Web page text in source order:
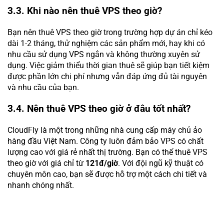
3.3. Khi nào nên thuê VPS theo giờ?
Bạn nên thuê VPS theo giờ trong trường hợp dự án chỉ kéo
dài 1-2 tháng, thử nghiệm các sản phẩm mới, hay khi có
nhu cầu sử dụng VPS ngắn và không thường xuyên sử
dụng. Việc giảm thiểu thời gian thuê sẽ giúp bạn tiết kiệm
được phần lớn chi phí nhưng vẫn đáp ứng đủ tài nguyên
và nhu cầu của bạn.
3.4. Nên thuê VPS theo giờ ở đâu tốt nhất?
CloudFly là một trong những nhà cung cấp máy chủ ảo
hàng đầu Việt Nam. Công ty luôn đảm bảo VPS có chất
lượng cao với giá rẻ nhất thị trường. Bạn có thể thuê VPS
theo giờ với giá chỉ từ 121đ/giờ. Với đội ngũ kỹ thuật có
chuyên môn cao, bạn sẽ được hỗ trợ một cách chi tiết và
nhanh chóng nhất.